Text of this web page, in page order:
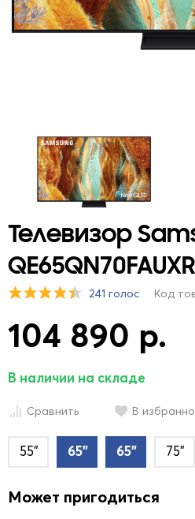
Телевизор
241 голос Код
104 890 р.
В наличии на складе
Сравнить В
55" 65" 65" 75"
Может пригодиться